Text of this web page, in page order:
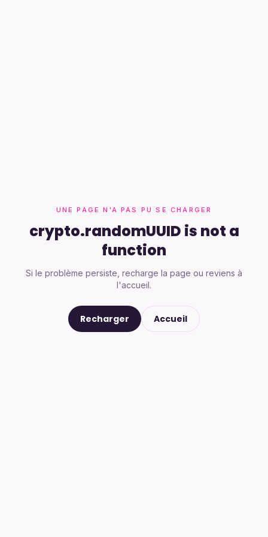
UNE PAGE N'A PAS PU SE CHARGER
crypto.randomUUID is not a
function
Si le problème persiste, recharge la page ou reviens à
l'accueil.
Recharger Accueil